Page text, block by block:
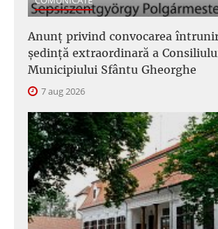
Anunţ privind convocarea
şedinţă extraordinară a
Municipiului Sfântu Gheorghe
7 aug 2026